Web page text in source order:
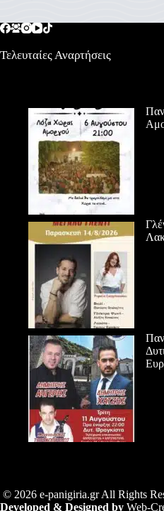
Τελευταίες Αναρτήσεις
© 2026 e-panigiria.gr All Rights
Developed & Designed by Web-